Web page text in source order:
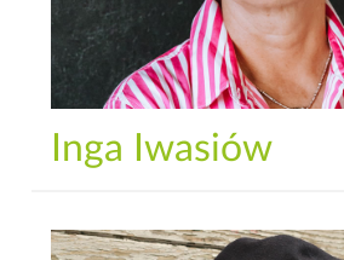
Inga Iwasiów